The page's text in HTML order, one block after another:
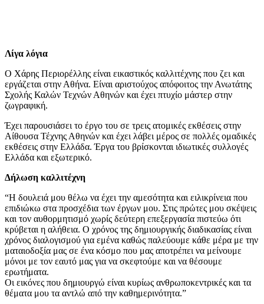
Λίγα λόγια
Ο Χάρης Περιορέλλης είναι εικαστικός καλλιτέχνης που ζει και
εργάζεται στην Αθήνα. Είναι αριστούχος απόφοιτος την Ανωτάτης
Σχολής Καλών Τεχνών Αθηνών και έχει πτυχίο μάστερ στην
ζωγραφική.
Έχει παρουσιάσει το έργο του σε τρεις ατομικές εκθέσεις στην
Αίθουσα Τέχνης Αθηνών και έχει λάβει μέρος σε πολλές ομαδικές
εκθέσεις στην Ελλάδα. Έργα του βρίσκονται ιδιωτικές συλλογές
Ελλάδα και εξωτερικό.
Δήλωση καλλιτέχνη
“Η δουλειά μου θέλω να έχει την αμεσότητα και ειλικρίνεια που
επιδιώκω στα προσχέδια των έργων μου. Στις πρώτες μου σκέψεις
και τον αυθορμητισμό χωρίς δεύτερη επεξεργασία πιστεύω ότι
κρύβεται η αλήθεια. Ο χρόνος της δημιουργικής διαδικασίας είναι
χρόνος διαλογισμού για εμένα καθώς παλεύουμε κάθε μέρα με την
ματαιοδοξία μας σε ένα κόσμο που μας αποτρέπει να μείνουμε
μόνοι με τον εαυτό μας για να σκεφτούμε και να θέσουμε
ερωτήματα.
Οι εικόνες που δημιουργώ είναι κυρίως ανθρωποκεντρικές και τα
θέματα μου τα αντλώ από την καθημερινότητα.”